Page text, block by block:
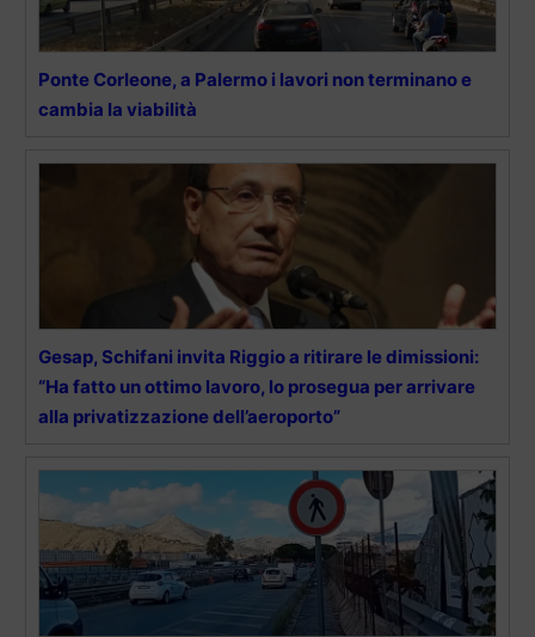
Ponte Corleone, a Palermo i lavori non terminano e
cambia la viabilità
Gesap, Schifani invita Riggio a ritirare le dimissioni:
“Ha fatto un ottimo lavoro, lo prosegua per arrivare
alla privatizzazione dell’aeroporto”